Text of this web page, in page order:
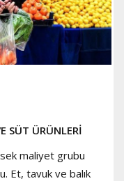
SÜT ÜRÜNLERİ
maliyet grubu
Et, tavuk ve balık